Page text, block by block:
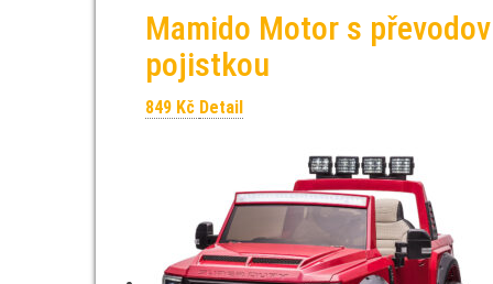
Mamido Motor s
pojistkou
849 Kč Detail